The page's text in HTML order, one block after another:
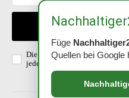
Die Richtlinien habe ich
jederzeit möglich.
Füge
Quellen bei Google